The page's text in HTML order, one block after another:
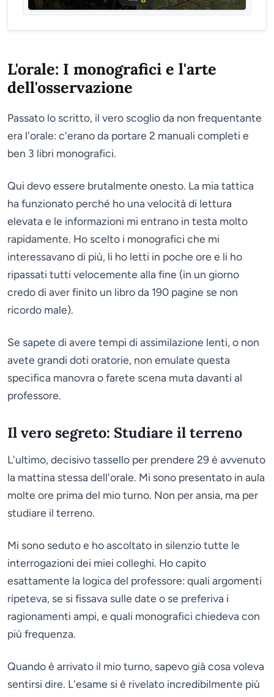
L'orale: I monografici e l'arte
dell'osservazione
Passato lo scritto, il vero scoglio da non frequentante
era l'orale: c'erano da portare 2 manuali completi e
ben 3 libri monografici.
Qui devo essere brutalmente onesto. La mia tattica
ha funzionato perché ho una velocità di lettura
elevata e le informazioni mi entrano in testa molto
rapidamente. Ho scelto i monografici che mi
interessavano di più, li ho letti in poche ore e li ho
ripassati tutti velocemente alla fine (in un giorno
credo di aver finito un libro da 190 pagine se non
ricordo male).
Se sapete di avere tempi di assimilazione lenti, o non
avete grandi doti oratorie, non emulate questa
specifica manovra o farete scena muta davanti al
professore.
Il vero segreto: Studiare il terreno
L'ultimo, decisivo tassello per prendere 29 è avvenuto
la mattina stessa dell'orale. Mi sono presentato in aula
molte ore prima del mio turno. Non per ansia, ma per
studiare il terreno.
Mi sono seduto e ho ascoltato in silenzio tutte le
interrogazioni dei miei colleghi. Ho capito
esattamente la logica del professore: quali argomenti
ripeteva, se si fissava sulle date o se preferiva i
ragionamenti ampi, e quali monografici chiedeva con
più frequenza.
Quando è arrivato il mio turno, sapevo già cosa voleva
sentirsi dire. L'esame si è rivelato incredibilmente più